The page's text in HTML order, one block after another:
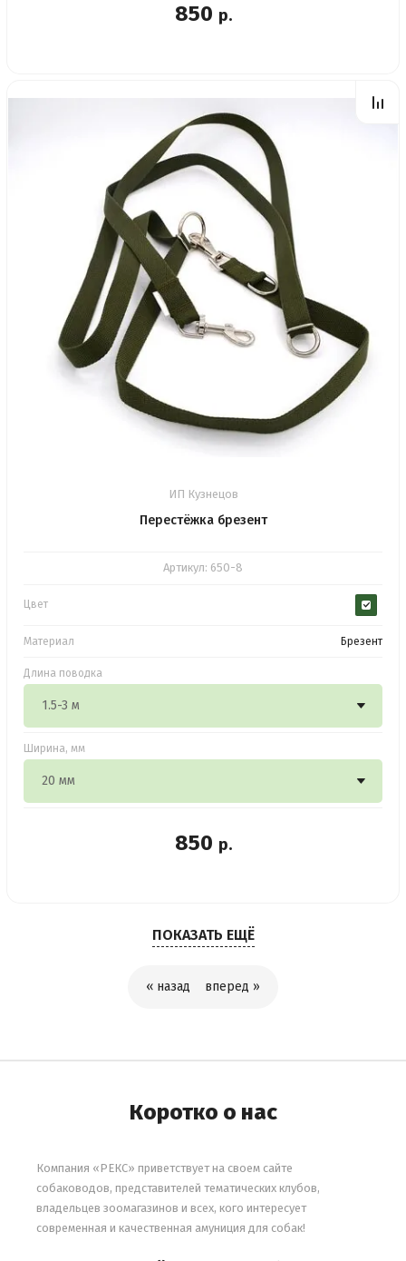
850 р.
ИП Кузнецов
Перестёжка брезент
Артикул: 650-8
Цвет
Материал Брезент
Длина поводка
Ширина, мм
850 р.
ПОКАЗАТЬ ЕЩЁ
« назад вперед »
Коротко о нас
Компания «РЕКС» приветствует на своем сайте
собаководов, представителей тематических клубов,
владельцев зоомагазинов и всех, кого интересует
современная и качественная амуниция для собак!